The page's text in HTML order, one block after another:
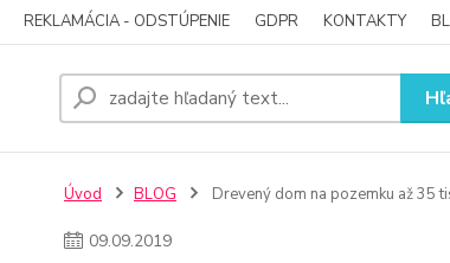
REKLAMÁCIA - ODSTÚPENIE GDPR KONTAKTY
Úvod BLOG Drevený dom na pozemku až 35
09.09.2019